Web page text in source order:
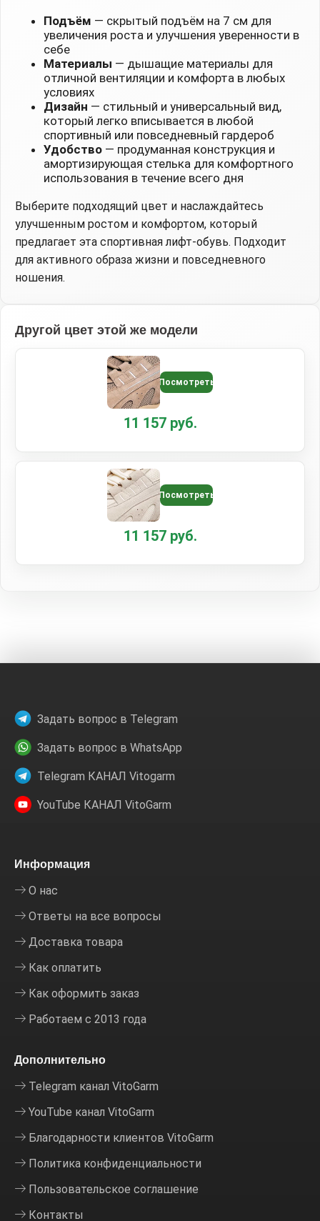
Подъём — скрытый подъём на 7 см для
увеличения роста и улучшения уверенности в
себе
Материалы — дышащие материалы для
отличной вентиляции и комфорта в любых
условиях
Дизайн — стильный и универсальный вид,
который легко вписывается в любой
спортивный или повседневный гардероб
Удобство — продуманная конструкция и
амортизирующая стелька для комфортного
использования в течение всего дня
Выберите подходящий цвет и наслаждайтесь
улучшенным ростом и комфортом, который
предлагает эта спортивная лифт-обувь. Подходит
для активного образа жизни и повседневного
ношения.
Другой цвет этой же модели
Посмотреть
11 157 руб.
Посмотреть
11 157 руб.
Задать вопрос в Telegram
Задать вопрос в WhatsApp
Telegram КАНАЛ Vitogarm
YouTube КАНАЛ VitoGarm
Информация
О нас
Ответы на все вопросы
Доставка товара
Как оплатить
Как оформить заказ
Работаем с 2013 года
Дополнительно
Telegram канал VitoGarm
YouTube канал VitoGarm
Благодарности клиентов VitoGarm
Политика конфиденциальности
Пользовательское соглашение
Контакты